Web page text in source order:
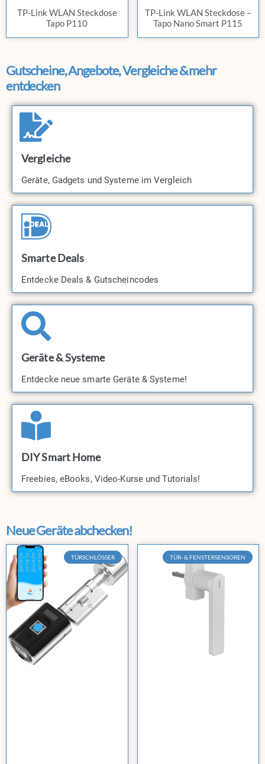
TP-Link WLAN Steckdose
Tapo P110
TP-Link WLAN Steckdose –
Tapo Nano Smart P115
Gutscheine, Angebote, Vergleiche & mehr
entdecken
Vergleiche
Geräte, Gadgets und Systeme im Vergleich
Smarte Deals
Entdecke Deals & Gutscheincodes​
Geräte & Systeme
Entdecke neue smarte Geräte & Systeme!​
DIY Smart Home
Freebies, eBooks, Video-Kurse und Tutorials!​
Neue Geräte abchecken!
TÜRSCHLÖSSER TÜR- & FENSTERSENSOREN